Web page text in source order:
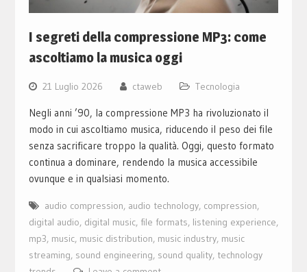
I segreti della compressione MP3: come
ascoltiamo la musica oggi
21 Luglio 2026 ctaweb Tecnologia
Negli anni ’90, la compressione MP3 ha rivoluzionato il
modo in cui ascoltiamo musica, riducendo il peso dei file
senza sacrificare troppo la qualità. Oggi, questo formato
continua a dominare, rendendo la musica accessibile
ovunque e in qualsiasi momento.
audio compression, audio technology, compression,
digital audio, digital music, file formats, listening experience,
mp3, music, music distribution, music industry, music
streaming, sound engineering, sound quality, technology